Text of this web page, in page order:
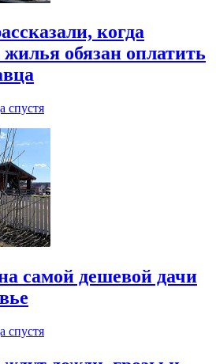
когда
обязан оплатить
спустя
самой дешевой дачи
спустя